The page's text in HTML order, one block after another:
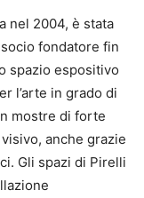
nel 2004, è stata
fondatore fin
spazio espositivo
l’arte in grado di
mostre di forte
anche grazie
Gli spazi di Pirelli